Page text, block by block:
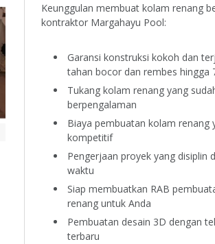
Keunggulan membuat kolam renang
kontraktor Margahayu Pool:
Garansi konstruksi kokoh dan
tahan bocor dan rembes hingga
Tukang kolam renang yang
berpengalaman
Biaya pembuatan kolam renang
kompetitif
Pengerjaan proyek yang disiplin
waktu
Siap membuatkan RAB
renang untuk Anda
Pembuatan desain 3D dengan
terbaru